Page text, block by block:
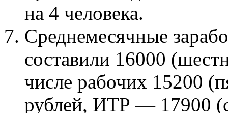
на 4 человека.
Среднемесячные
составили 16000
числе рабочих 15200
рублей, ИТР — 17900